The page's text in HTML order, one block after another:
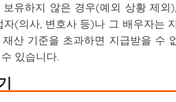
유하지 않은 경우(예외 상황 제
자(의사, 변호사 등)나 그 배우자는
산 기준을 초과하면 지급받을 수
있습니다.